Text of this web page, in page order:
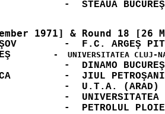
BRAŞOV        -  F.C.
-  DINAMO
-  JIUL
-  U.T.A.
-
-  PETROLUL